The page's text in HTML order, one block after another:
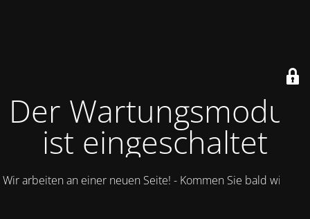
Der Wartungsmodus
ist eingeschaltet
Wir arbeiten an einer neuen Seite! - Kommen Sie bald wieder.